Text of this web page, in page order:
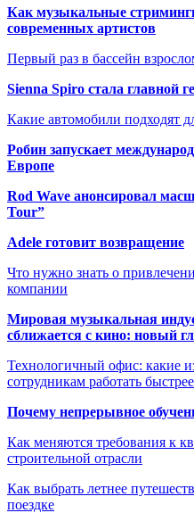
Как музыкальные
современных артистов
Первый раз в бассейн
Sienna Spiro стала главной
Какие автомобили подходят
Робин запускает
Европе
Rod Wave анонсировал
Tour”
Adele готовит возвращение
Что нужно знать о
компании
Мировая музыкальная
сближается с кино: новый
Технологичный офис: какие
сотрудникам работать
Почему непрерывное
Как меняются требования к
строительной отрасли
Как выбрать летнее
поездке